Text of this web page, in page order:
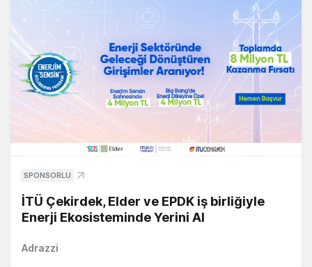
SPONSORLU
İTÜ Çekirdek, Elder ve EPDK iş birliğiyle
Enerji Ekosisteminde Yerini Al
Adrazzi